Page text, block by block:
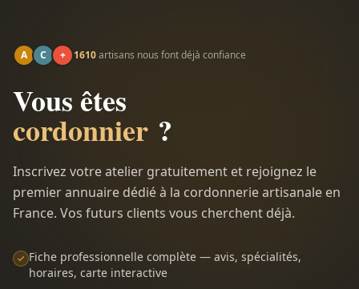
A C + 1610artisans nous font déjà confiance
Vous êtes
cordonnier ?
Inscrivez votre atelier gratuitement et rejoignez le
premier annuaire dédié à la cordonnerie artisanale en
France. Vos futurs clients vous cherchent déjà.
Fiche professionnelle complète — avis, spécialités,
horaires, carte interactive